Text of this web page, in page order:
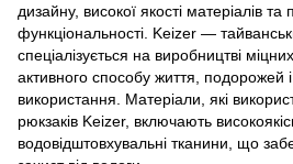
дизайну, високої якості матеріалів та
функціональності. Keizer —
спеціалізується на виробництві
активного способу життя, подорожей
використання. Матеріали, які
рюкзаків Keizer, включають
водовідштовхувальні тканини, що